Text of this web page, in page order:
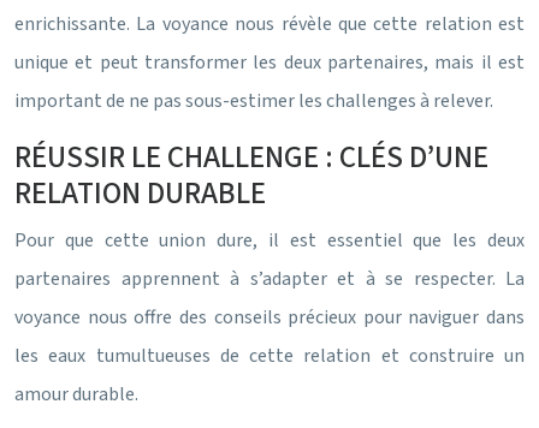
enrichissante. La voyance nous révèle que cette relation est
unique et peut transformer les deux partenaires, mais il est
important de ne pas sous-estimer les challenges à relever.
RÉUSSIR LE CHALLENGE : CLÉS D’UNE
RELATION DURABLE
Pour que cette union dure, il est essentiel que les deux
partenaires apprennent à s’adapter et à se respecter. La
voyance nous offre des conseils précieux pour naviguer dans
les eaux tumultueuses de cette relation et construire un
amour durable.